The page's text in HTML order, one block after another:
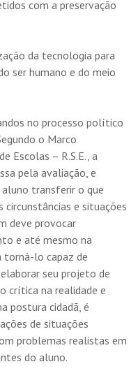
com a preservação
da tecnologia para
ser humano e do meio
no processo político
o Marco
Escolas – R.S.E., a
pela avaliação, e
transferir o que
circunstâncias e situações
deve provocar
e até mesmo na
torná-lo capaz de
seu projeto de
crítica na realidade e
postura cidadã, é
de situações
problemas realistas em
do aluno.